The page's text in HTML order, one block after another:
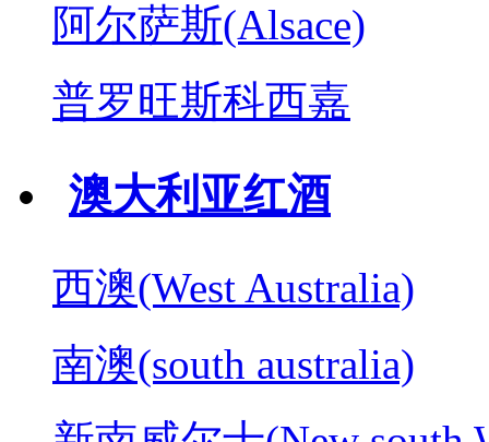
阿尔萨斯(Alsace)
普罗旺斯科西嘉
澳大利亚红酒
西澳(West Australia)
南澳(south australia)